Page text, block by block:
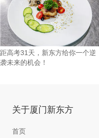
距高考31天，新东方给你一个逆
袭未来的机会！
关于厦门新东方
首页